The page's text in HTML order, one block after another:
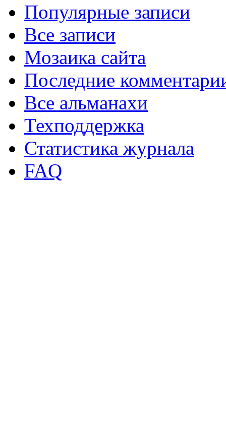
Популярные записи
Все записи
Мозаика сайта
Последние
Все альманахи
Техподдержка
Статистика журнала
FAQ